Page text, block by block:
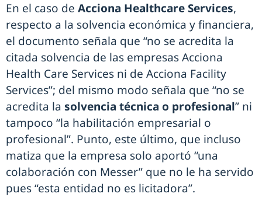
En el caso de Acciona Healthcare Services,
respecto a la solvencia económica y financiera,
el documento señala que “no se acredita la
citada solvencia de las empresas Acciona
Health Care Services ni de Acciona Facility
Services”; del mismo modo señala que “no se
acredita la solvencia técnica o profesional” ni
tampoco “la habilitación empresarial o
profesional”. Punto, este último, que incluso
matiza que la empresa solo aportó “una
colaboración con Messer” que no le ha servido
pues “esta entidad no es licitadora”.